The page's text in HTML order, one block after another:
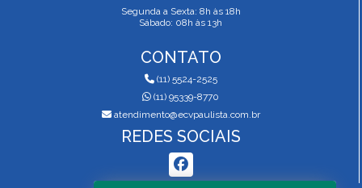
Segunda a Sexta: 8h às 18h
Sábado: 08h às 13h
CONTATO
(11) 5524-2525
(11) 95339-8770
atendimento@ecvpaulista.com.br
REDES SOCIAIS